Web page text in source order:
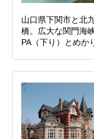
山口県下関市と北
橋。広大な関門海
PA（下り）とめか